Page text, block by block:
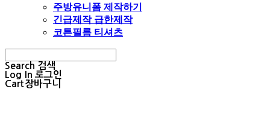
주방유니폼 제작하기
긴급제작 급한제작
코튼필름 티셔츠
Search 검색
Log In 로그인
Cart장바구니